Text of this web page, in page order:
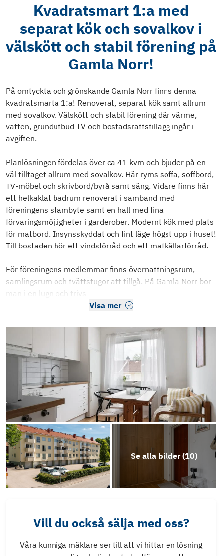
Kvadratsmart 1:a med
separat kök och sovalkov i
välskött och stabil förening på
Gamla Norr!
På omtyckta och grönskande Gamla Norr finns denna
kvadratsmarta 1:a! Renoverat, separat kök samt allrum
med sovalkov. Välskött och stabil förening där värme,
vatten, grundutbud TV och bostadsrättstillägg ingår i
avgiften.
Planlösningen fördelas över ca 41 kvm och bjuder på en
väl tilltaget allrum med sovalkov. Här ryms soffa, soffbord,
TV-möbel och skrivbord/byrå samt säng. Vidare finns här
ett helkaklat badrum renoverat i samband med
föreningens stambyte samt en hall med fina
förvaringsmöjligheter i garderober. Modernt kök med plats
för matbord. Insynsskyddat och fint läge högst upp i huset!
Till bostaden hör ett vindsförråd och ett matkällarförråd.
För föreningens medlemmar finns övernattningsrum,
samlingsrum och tvättstugor att tillgå. På Gamla Norr bor
man i en lugn och trivs
Visa mer
Se alla bilder (10)
Vill du också sälja med oss?
Våra kunniga mäklare ser till att vi hittar en lösning